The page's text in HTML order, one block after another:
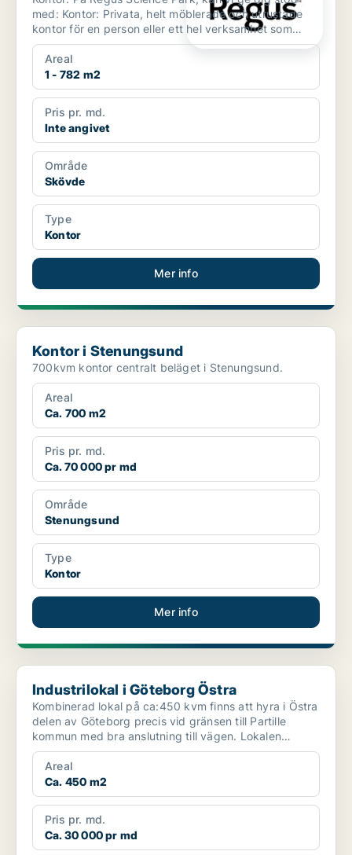
med: Kontor: Privata, helt möblerade och utrustade
kontor för en person eller ett hel verksamhet som
skr...
Areal
1 - 782 m2
Pris pr. md.
Inte angivet
Område
Skövde
Type
Kontor
Mer info
Kontor i Stenungsund
Kontor i Stenungsund
700kvm kontor centralt beläget i Stenungsund.
Areal
Ca. 700 m2
Pris pr. md.
Ca. 70 000 pr md
Område
Stenungsund
Type
Kontor
Mer info
Industrilokal i Göteborg Östra
Industrilokal i Göteborg Östra
Kombinerad lokal på ca:450 kvm finns att hyra i Östra
delen av Göteborg precis vid gränsen till Partille
kommun med bra anslutning till vägen. Lokalen
ligger...
Areal
Ca. 450 m2
Pris pr. md.
Ca. 30 000 pr md